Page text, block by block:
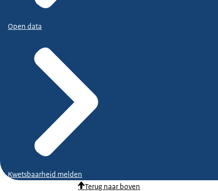
Open data
Kwetsbaarheid melden
Terug naar boven